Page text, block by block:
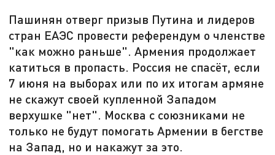
Пашинян отверг призыв Путина и лидеров
стран ЕАЭС провести референдум о членстве
"как можно раньше". Армения продолжает
катиться в пропасть. Россия не спасёт, если
7 июня на выборах или по их итогам армяне
не скажут своей купленной Западом
верхушке "нет". Москва с союзниками не
только не будут помогать Армении в бегстве
на Запад, но и накажут за это.